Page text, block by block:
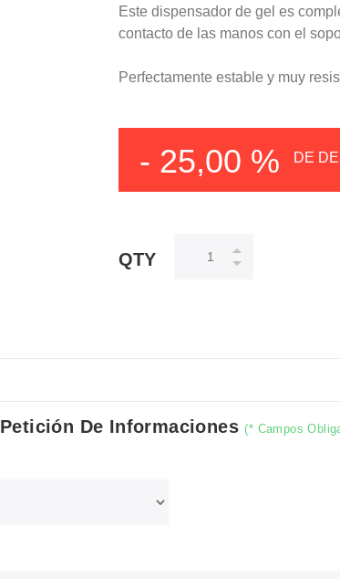
Este dispensador de gel es
contacto de las manos con el
Perfectamente estable y muy
- 25,00 % DE
QTY
Petición De Informaciones(* Campos